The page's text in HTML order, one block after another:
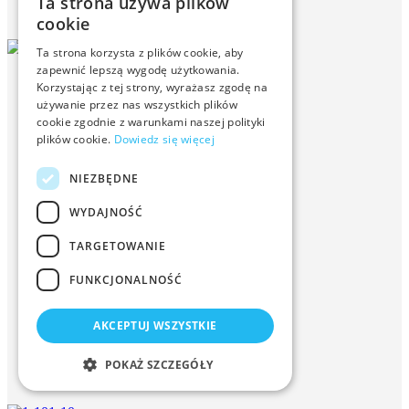
1-4
cookie
Ta strona korzysta z plików cookie, aby
zapewnić lepszą wygodę użytkowania.
Korzystając z tej strony, wyrażasz zgodę na
używanie przez nas wszystkich plików
cookie zgodnie z warunkami naszej polityki
plików cookie. Dowiedz się więcej
NIEZBĘDNE
WYDAJNOŚĆ
TARGETOWANIE
FUNKCJONALNOŚĆ
AKCEPTUJ WSZYSTKIE
POKAŻ SZCZEGÓŁY